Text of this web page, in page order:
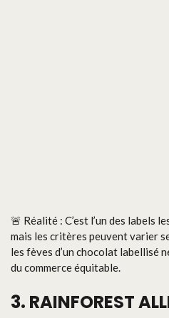
🚨 Réalité : C’est l’un des labels
mais les critères peuvent varier
les fèves d’un chocolat labellisé
du commerce équitable.
3. RAINFOREST